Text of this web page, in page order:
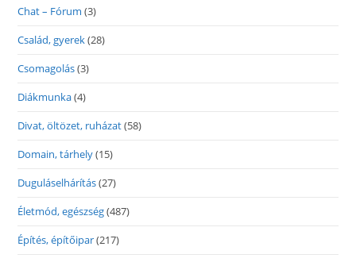
Chat – Fórum (3)
Család, gyerek(28)
Csomagolás(3)
Diákmunka(4)
Divat, öltözet, ruházat(58)
Domain, tárhely(15)
Duguláselhárítás(27)
Életmód, egészség(487)
Építés, építőipar(217)